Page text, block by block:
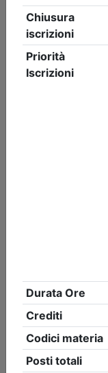
Ordine dei
in Umbria:
dal
Priorità
- professionisti
- praticanti
- Dott. Comm.